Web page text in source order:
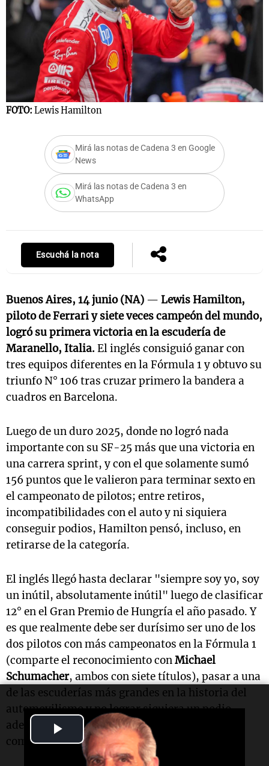
Play
Video
FOTO: Lewis Hamilton
Mirá las notas de Cadena 3 en Google
News
Mirá las notas de Cadena 3 en
WhatsApp
Escuchá la nota
Buenos Aires, 14 junio (NA) — Lewis Hamilton,
piloto de Ferrari y siete veces campeón del mundo,
logró su primera victoria en la escudería de
Maranello, Italia. El inglés consiguió ganar con
tres equipos diferentes en la Fórmula 1 y obtuvo su
triunfo N° 106 tras cruzar primero la bandera a
cuadros en Barcelona.
Luego de un duro 2025, donde no logró nada
importante con su SF-25 más que una victoria en
una carrera sprint, y con el que solamente sumó
156 puntos que le valieron para terminar sexto en
el campeonato de pilotos; entre retiros,
incompatibilidades con el auto y ni siquiera
conseguir podios, Hamilton pensó, incluso, en
retirarse de la categoría.
El inglés llegó hasta declarar "siempre soy yo, soy
un inútil, absolutamente inútil" luego de clasificar
12° en el Gran Premio de Hungría el año pasado. Y
es que realmente debe ser durísimo ser uno de los
dos pilotos con más campeonatos en la Fórmula 1
(comparte el reconocimiento conMichael
Schumacher, ambos con siete títulos), pasar a una
de las escuderías más grandes en la historia del
automovilismo y no lograr siquiera un podio,
además de perder constantemente contra su
compañeroCharles Leclerc.